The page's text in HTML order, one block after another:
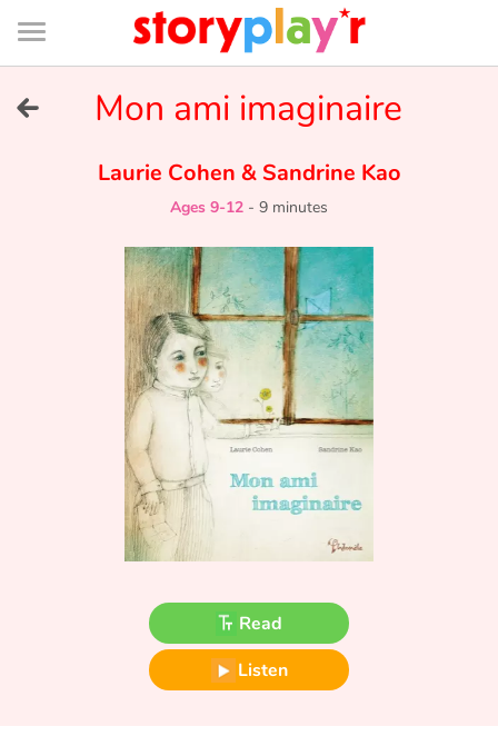
Connexion
Bibliothèque
de
page
Tales and classics in french
Fable, myth, literature and poetry
Princesses and princes, kings, queens and dragons
Ogres, monsters and witches
Heroines and Heroes
Mon ami imaginaire
Laurie Cohen &Sandrine Kao
Ages 9-12 - 9 minutes
Read
Listen